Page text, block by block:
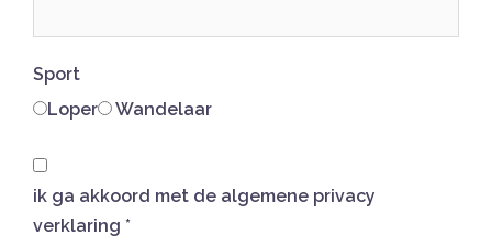
Sport
Loper
Wandelaar
ik ga akkoord met de algemene privacy
verklaring *